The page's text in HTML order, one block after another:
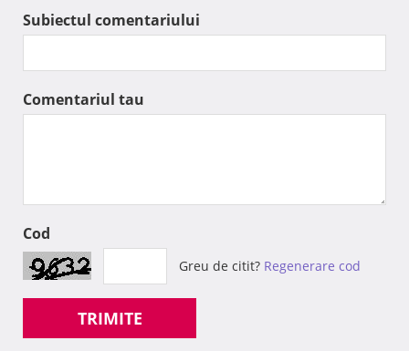
Subiectul comentariului
Comentariul tau
Cod
Greu de citit? Regenerare cod
TRIMITE